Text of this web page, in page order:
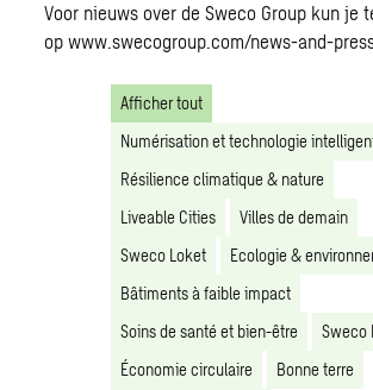
Voor nieuws over de Sweco Group kun je
opwww.swecogroup.com/news-and-
Afficher tout
Numérisation et technologie
Résilience climatique & nature
Liveable Cities
Villes de demain
Sweco Loket
Ecologie &
Bâtiments à faible impact
Soins de santé et bien-être
Sweco
Économie circulaire
Bonne terre